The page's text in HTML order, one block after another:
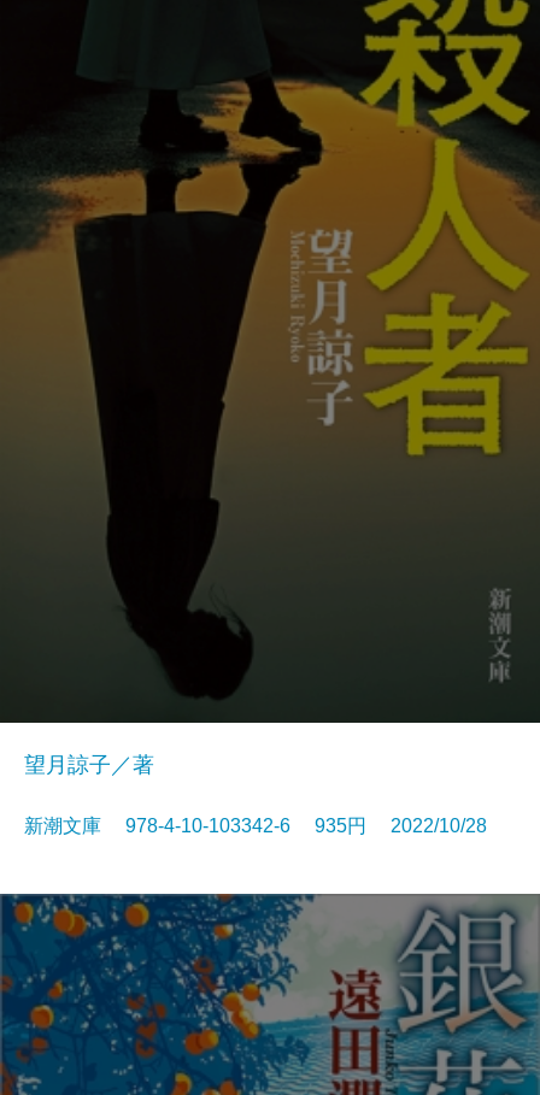
望月諒子／著
新潮文庫 978-4-10-103342-6 935円 2022/10/28